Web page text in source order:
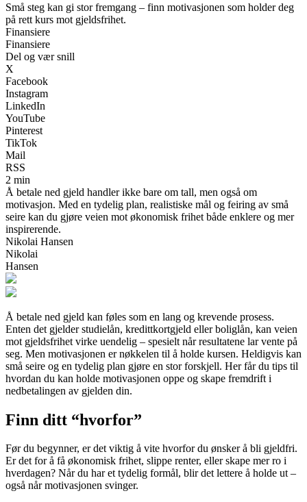
Små steg kan gi stor fremgang – finn motivasjonen som holder deg
på rett kurs mot gjeldsfrihet.
Finansiere
Finansiere
Del og vær snill
X
Facebook
Instagram
LinkedIn
YouTube
Pinterest
TikTok
Mail
RSS
2 min
Å betale ned gjeld handler ikke bare om tall, men også om
motivasjon. Med en tydelig plan, realistiske mål og feiring av små
seire kan du gjøre veien mot økonomisk frihet både enklere og mer
inspirerende.
Nikolai Hansen
Nikolai
Hansen
Å betale ned gjeld kan føles som en lang og krevende prosess.
Enten det gjelder studielån, kredittkortgjeld eller boliglån, kan veien
mot gjeldsfrihet virke uendelig – spesielt når resultatene lar vente på
seg. Men motivasjonen er nøkkelen til å holde kursen. Heldigvis kan
små seire og en tydelig plan gjøre en stor forskjell. Her får du tips til
hvordan du kan holde motivasjonen oppe og skape fremdrift i
nedbetalingen av gjelden din.
Finn ditt “hvorfor”
Før du begynner, er det viktig å vite hvorfor du ønsker å bli gjeldfri.
Er det for å få økonomisk frihet, slippe renter, eller skape mer ro i
hverdagen? Når du har et tydelig formål, blir det lettere å holde ut –
også når motivasjonen svinger.